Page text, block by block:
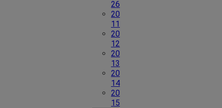
26
20
11
20
12
20
13
20
14
20
15